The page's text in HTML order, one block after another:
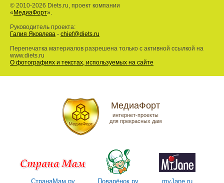
© 2010-2026 Diets.ru, проект компании
« МедиаФорт».
Руководитель проекта:
Галия Яковлева - chief@diets.ru
Перепечатка материалов разрешена только с активной ссылкой на
www.diets.ru
О фотографиях и текстах, используемых на сайте
МедиаФорт
интернет-проекты
для прекрасных дам
СтранаМам.ру Поварёнок.ру myJane.ru